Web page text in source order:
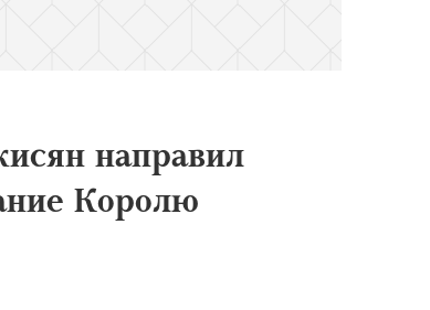
направил
Королю